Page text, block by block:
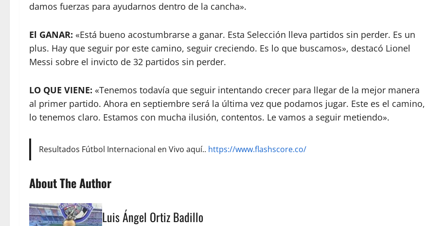
damos fuerzas para ayudarnos dentro de la cancha».
El GANAR: «Está bueno acostumbrarse a ganar. Esta Selección lleva partidos sin perder. Es un
plus. Hay que seguir por este camino, seguir creciendo. Es lo que buscamos», destacó Lionel
Messi sobre el invicto de 32 partidos sin perder.
LO QUE VIENE: «Tenemos todavía que seguir intentando crecer para llegar de la mejor manera
al primer partido. Ahora en septiembre será la última vez que podamos jugar. Este es el camino,
lo tenemos claro. Estamos con mucha ilusión, contentos. Le vamos a seguir metiendo».
Resultados Fútbol Internacional en Vivo aquí.. https://www.flashscore.co/
About The Author
Luis Ángel Ortiz Badillo